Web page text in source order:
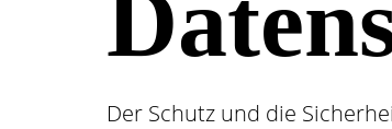
Der Schutz und die